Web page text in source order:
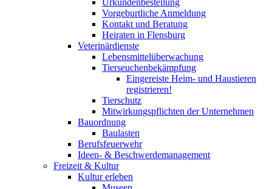
Urkundenbestellung
Vorgeburtliche Anmeldung
Kontakt und Beratung
Heiraten in Flensburg
Veterinärdienste
Lebensmittelüberwachung
Tierseuchenbekämpfung
Eingereiste Heim- und Haustieren
registrieren!
Tierschutz
Mitwirkungspflichten der Unternehmen
Bauordnung
Baulasten
Berufsfeuerwehr
Ideen- & Beschwerdemanagement
Freizeit & Kultur
Kultur erleben